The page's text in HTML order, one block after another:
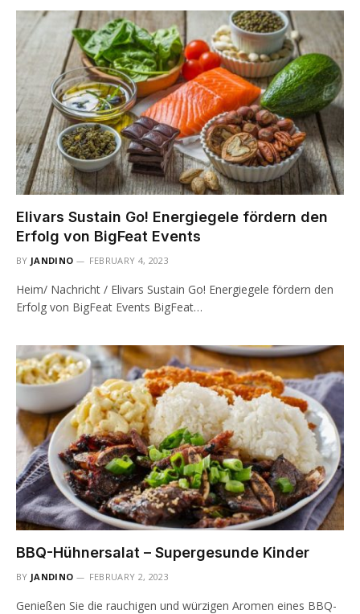
Elivars Sustain Go! Energiegele fördern den
Erfolg von BigFeat Events
BY JANDINO FEBRUARY 4, 2023
Heim/ Nachricht / Elivars Sustain Go! Energiegele fördern den
Erfolg von BigFeat Events BigFeat…
BBQ-Hühnersalat – Supergesunde Kinder
BY JANDINO FEBRUARY 2, 2023
Genießen Sie die rauchigen und würzigen Aromen eines BBQ-